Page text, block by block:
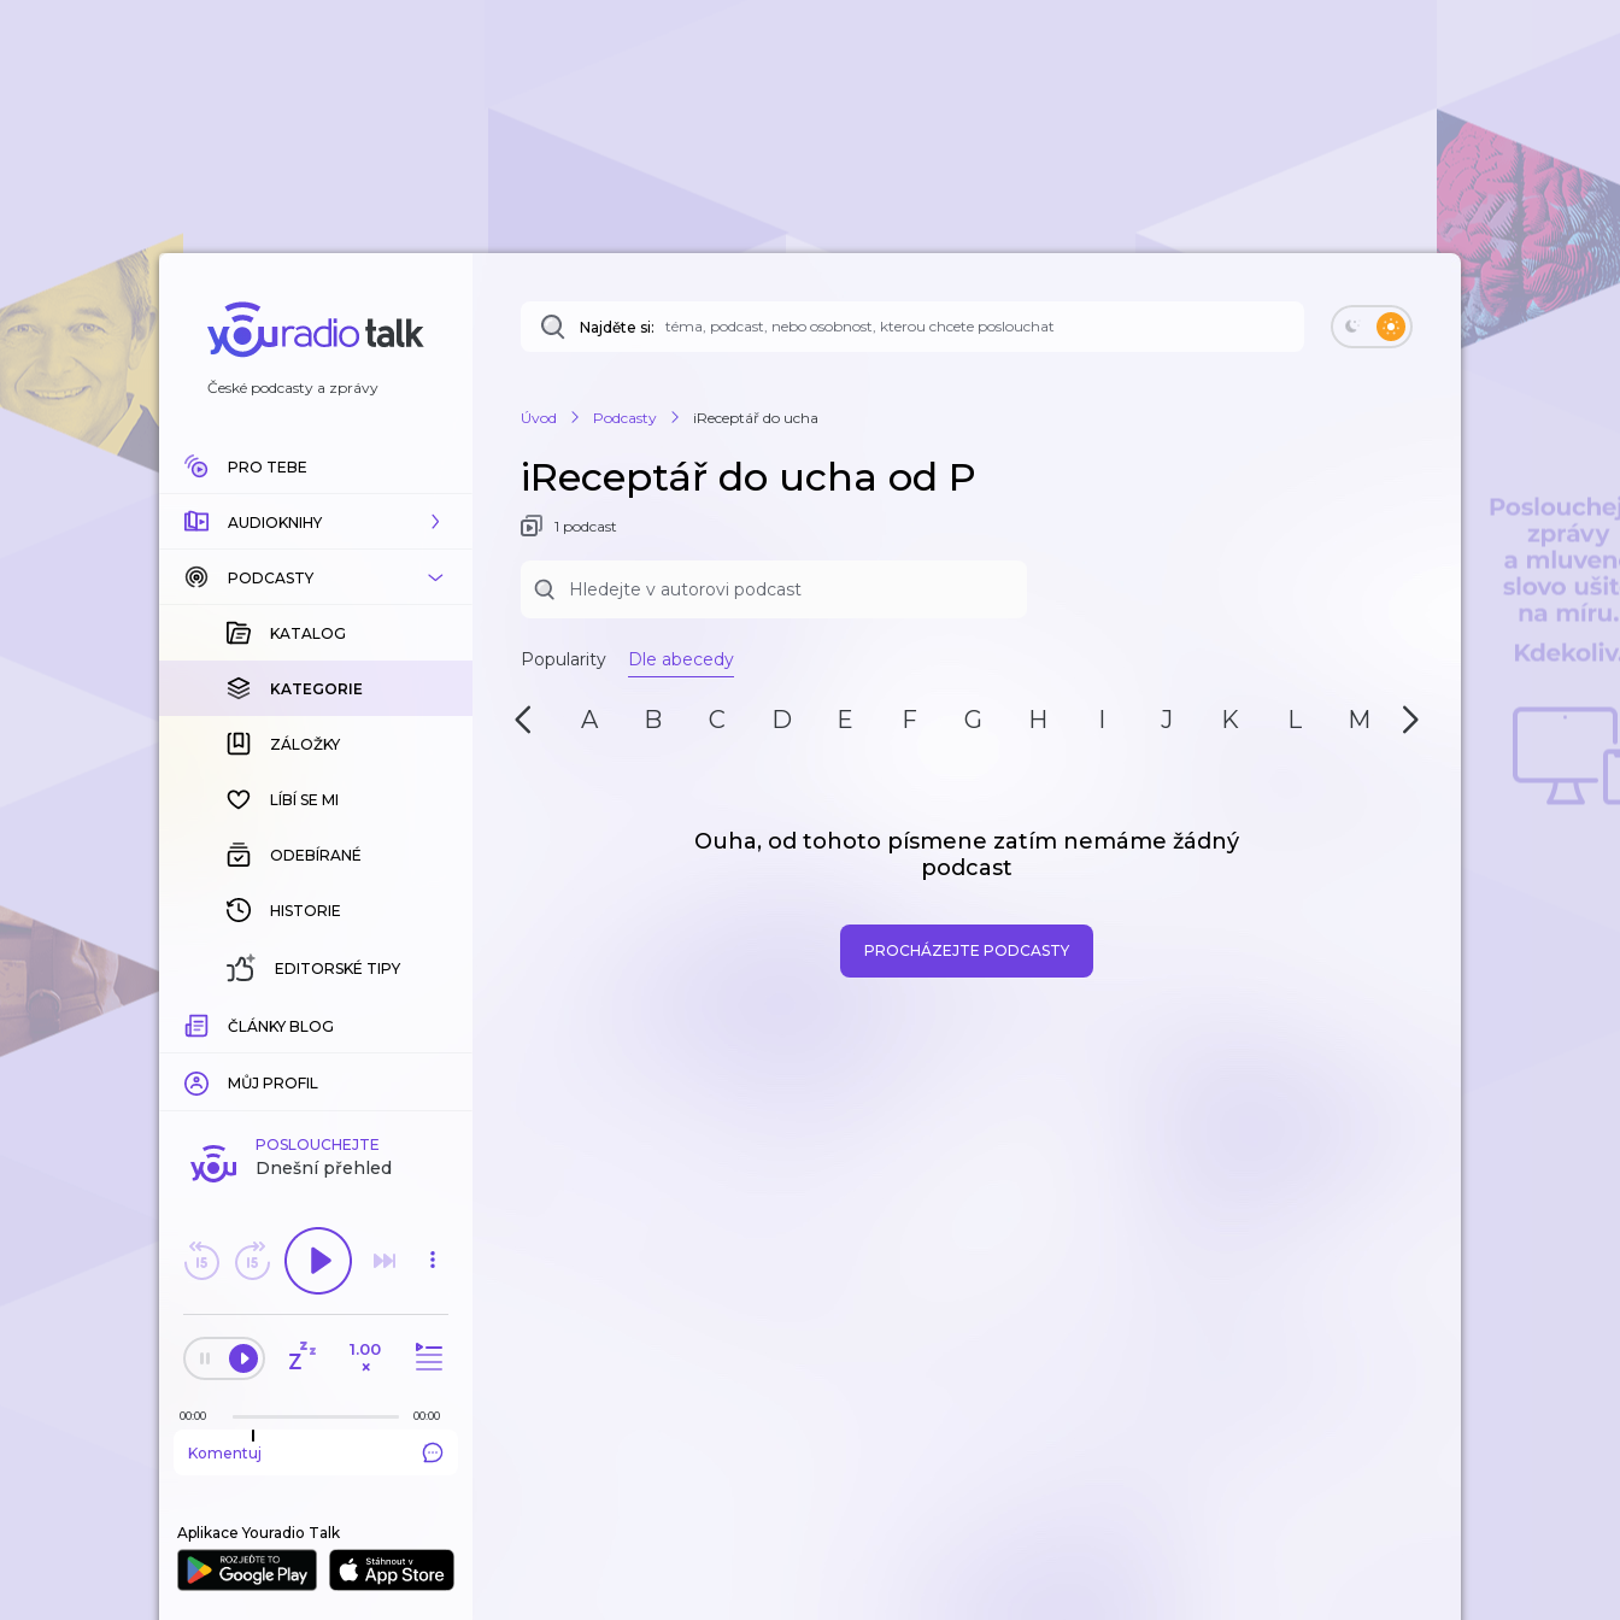
České podcasty a zprávy
PRO TEBE
AUDIOKNIHY
KATALOG
KOUPENÉ
KATEGORIE
ZÁLOŽKY
HISTORIE
PODCASTY
KATALOG
KATEGORIE
ZÁLOŽKY
LÍBÍ SE MI
ODEBÍRANÉ
HISTORIE
EDITORSKÉ TIPY
ČLÁNKY BLOG
MŮJ PROFIL
POSLOUCHEJTE
Dnešní přehled
1.00
×
00:00 00:00
Komentuj
Aplikace Youradio Talk
Najděte si:
Úvod Podcasty iReceptář do ucha
iReceptář do ucha od P
1 podcast
Popularity Dle abecedy
A B C D E F G H I J K L M N P
Ouha, od tohoto písmene zatím nemáme žádný
podcast
PROCHÁZEJTE PODCASTY